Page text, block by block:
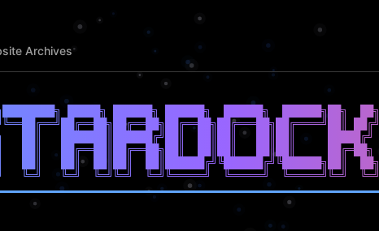
Archives
█████╗ ██████╗ ██████╗  ██████╗  ██████╗██╗  ██╗
██╔╝
██║   ███████║██████╔╝██║  ██║██║   ██║██║     █████╔╝
██║   ██╔══██║██╔══██╗██║  ██║██║   ██║██║     ██╔═██╗
██║   ██║  ██║██║  ██║██████╔╝╚██████╔╝╚██████╗██║  ██╗